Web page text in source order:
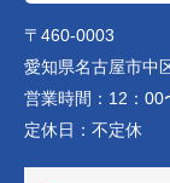
〒460-0003
愛知県名古屋市中
営業時間： 12：00
定休日： 不定休